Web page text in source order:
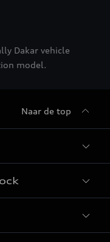
Dakar vehicle
model.
Naar de top